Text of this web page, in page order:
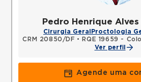
Pedro Henrique Alves
Cirurgia Geral Proctologia
CRM 20850/DF • RQE 19659 -
Ver perfil
Agende uma